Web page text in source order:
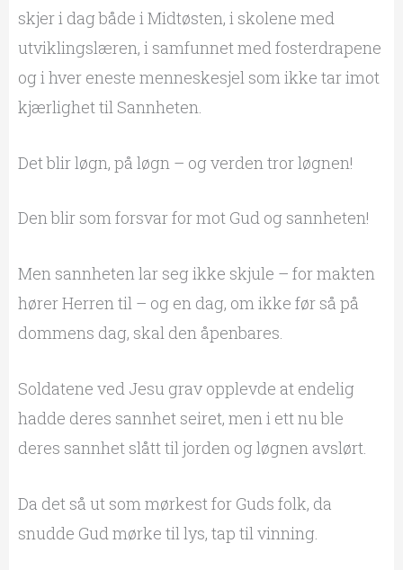
skjer i dag både i Midtøsten, i skolene med
utviklingslæren, i samfunnet med fosterdrapene
og i hver eneste menneskesjel som ikke tar imot
kjærlighet til Sannheten.
Det blir løgn, på løgn – og verden tror løgnen!
Den blir som forsvar for mot Gud og sannheten!
Men sannheten lar seg ikke skjule – for makten
hører Herren til – og en dag, om ikke før så på
dommens dag, skal den åpenbares.
Soldatene ved Jesu grav opplevde at endelig
hadde deres sannhet seiret, men i ett nu ble
deres sannhet slått til jorden og løgnen avslørt.
Da det så ut som mørkest for Guds folk, da
snudde Gud mørke til lys, tap til vinning.